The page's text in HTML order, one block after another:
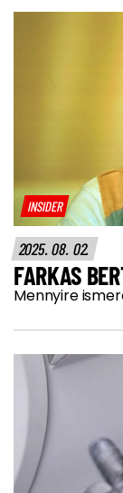
INSIDER
2025. 08. 02.
FARKAS
Mennyire